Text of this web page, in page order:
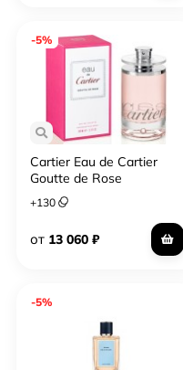
-5%
Cartier Eau de Cartier
Goutte de Rose
+130
от 13 060 ₽
-5%